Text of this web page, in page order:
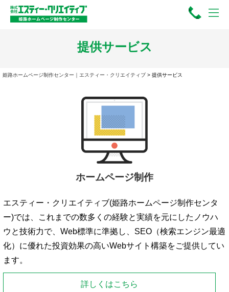
提供サービス
姫路ホームページ制作センター｜エスティー・クリエイティブ> 提供サービス
ホームページ制作
エスティー・クリエイティブ(姫路ホームページ制作センタ
ー)では、これまでの数多くの経験と実績を元にしたノウハ
ウと技術力で、Web標準に準拠し、SEO（検索エンジン最適
化）に優れた投資効果の高いWebサイト構築をご提供してい
ます。
詳しくはこちら